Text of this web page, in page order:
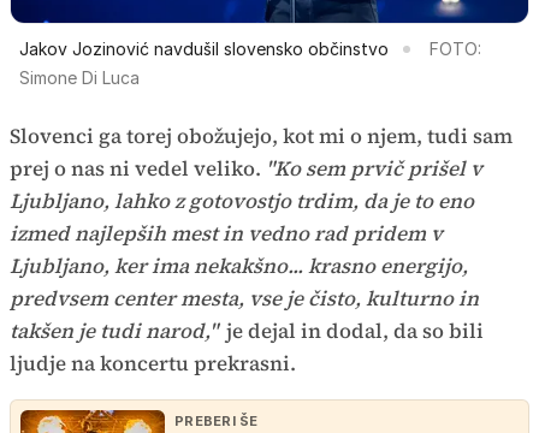
Jakov Jozinović navdušil slovensko občinstvo
FOTO:
Simone Di Luca
Slovenci ga torej obožujejo, kot mi o njem, tudi sam
prej o nas ni vedel veliko. "Ko sem prvič prišel v
Ljubljano, lahko z gotovostjo trdim, da je to eno
izmed najlepših mest in vedno rad pridem v
Ljubljano, ker ima nekakšno... krasno energijo,
predvsem center mesta, vse je čisto, kulturno in
takšen je tudi narod," je dejal in dodal, da so bili
ljudje na koncertu prekrasni.
PREBERI ŠE